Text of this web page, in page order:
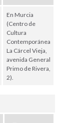
En Murcia
(Centro de
Cultura
Contemporánea
La Cárcel Vieja,
avenida General
Primo de Rivera,
2).